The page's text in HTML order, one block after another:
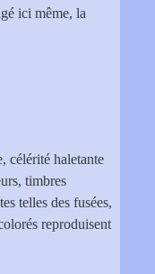
ici même, la
célérité haletante
timbres
telles des fusées,
reproduisent